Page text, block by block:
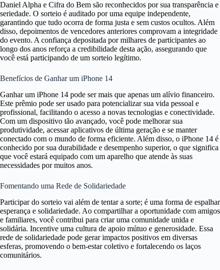
Daniel Alpha e Cifra do Bem são reconhecidos por sua transparência e
seriedade. O sorteio é auditado por uma equipe independente,
garantindo que tudo ocorra de forma justa e sem custos ocultos. Além
disso, depoimentos de vencedores anteriores comprovam a integridade
do evento. A confiança depositada por milhares de participantes ao
longo dos anos reforça a credibilidade desta ação, assegurando que
você está participando de um sorteio legítimo.
Benefícios de Ganhar um iPhone 14
Ganhar um iPhone 14 pode ser mais que apenas um alívio financeiro.
Este prêmio pode ser usado para potencializar sua vida pessoal e
profissional, facilitando o acesso a novas tecnologias e conectividade.
Com um dispositivo tão avançado, você pode melhorar sua
produtividade, acessar aplicativos de última geração e se manter
conectado com o mundo de forma eficiente. Além disso, o iPhone 14 é
conhecido por sua durabilidade e desempenho superior, o que significa
que você estará equipado com um aparelho que atende às suas
necessidades por muitos anos.
Fomentando uma Rede de Solidariedade
Participar do sorteio vai além de tentar a sorte; é uma forma de espalhar
esperança e solidariedade. Ao compartilhar a oportunidade com amigos
e familiares, você contribui para criar uma comunidade unida e
solidária. Incentive uma cultura de apoio mútuo e generosidade. Essa
rede de solidariedade pode gerar impactos positivos em diversas
esferas, promovendo o bem-estar coletivo e fortalecendo os laços
comunitários.